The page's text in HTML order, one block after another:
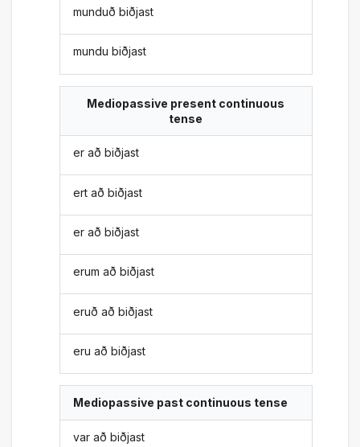
munduð biðjast
mundu biðjast
Mediopassive present continuous
tense
er að biðjast
ert að biðjast
er að biðjast
erum að biðjast
eruð að biðjast
eru að biðjast
Mediopassive past continuous tense
var að biðjast